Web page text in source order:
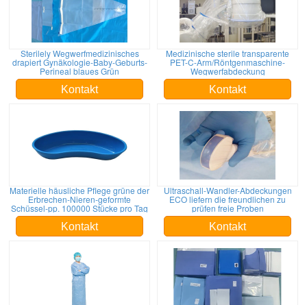
Sterilely Wegwerfmedizinisches
drapiert Gynäkologie-Baby-Geburts-
Perineal blaues Grün
Kontakt
Medizinische sterile transparente
PET-C-Arm/Röntgenmaschine-
Wegwerfabdeckung
Kontakt
Materielle häusliche Pflege grüne der
Erbrechen-Nieren-geformte
Schüssel-pp. 100000 Stücke pro Tag
Kontakt
Ultraschall-Wandler-Abdeckungen
ECO liefern die freundlichen zu
prüfen freie Proben
Kontakt